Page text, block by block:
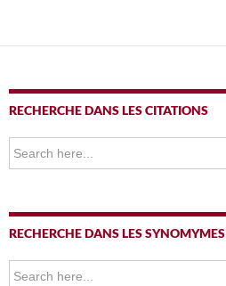
RECHERCHE DANS LES CITATIONS
Search
for:
RECHERCHE DANS LES SYNOMYMES
Search
for: